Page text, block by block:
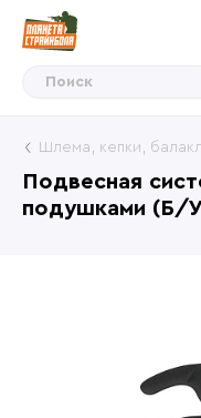
Подвесная
подушками (Б/
Шлема, кепки,